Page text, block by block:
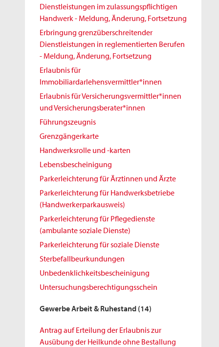
Dienstleistungen im zulassungspflichtigen
Handwerk - Meldung, Änderung, Fortsetzung
Erbringung grenzüberschreitender
Dienstleistungen in reglementierten Berufen
- Meldung, Änderung, Fortsetzung
Erlaubnis für
Immobiliardarlehensvermittler*innen
Erlaubnis für Versicherungsvermittler*innen
und Versicherungsberater*innen
Führungszeugnis
Grenzgängerkarte
Handwerksrolle und -karten
Lebensbescheinigung
Parkerleichterung für Ärztinnen und Ärzte
Parkerleichterung für Handwerksbetriebe
(Handwerkerparkausweis)
Parkerleichterung für Pflegedienste
(ambulante soziale Dienste)
Parkerleichterung für soziale Dienste
Sterbefallbeurkundungen
Unbedenklichkeitsbescheinigung
Untersuchungsberechtigungsschein
Gewerbe Arbeit & Ruhestand (14)
Antrag auf Erteilung der Erlaubnis zur
Ausübung der Heilkunde ohne Bestallung